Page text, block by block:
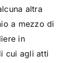
altra
a mezzo di
in
cui agli atti